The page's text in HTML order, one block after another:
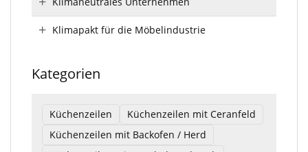
Klimapakt für die Möbelindustrie
Kategorien
Küchenzeilen
Küchenzeilen mit Ceranfeld
Küchenzeilen mit Backofen / Herd